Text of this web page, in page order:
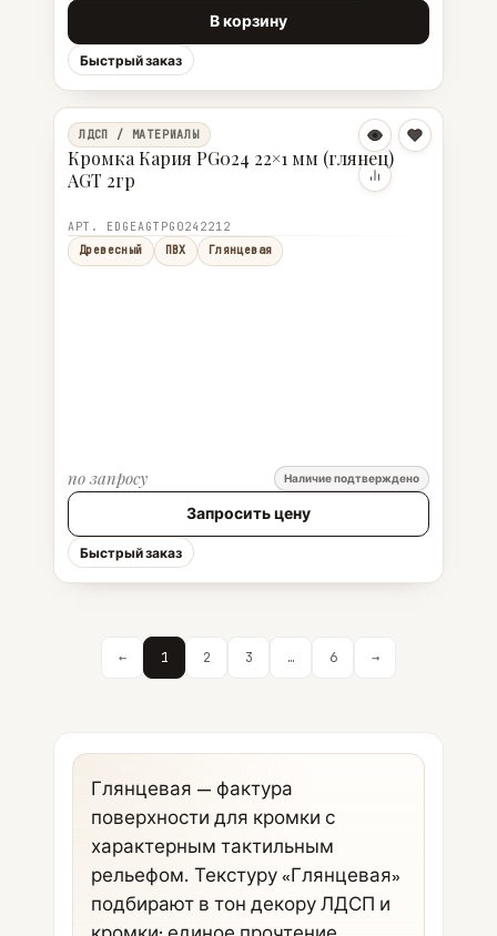
В корзину
Быстрый заказ
ЛДСП / МАТЕРИАЛЫ
Кромка Кария PG024 22×1 мм (глянец)
AGT 2гр
АРТ. EDGEAGTPG0242212
Древесный
ПВХ Глянцевая
по запросу Наличие подтверждено
Запросить цену
Быстрый заказ
← 1 2 3 … 6 →
Глянцевая — фактура
поверхности для кромки с
характерным тактильным
рельефом. Текстуру «Глянцевая»
подбирают в тон декору ЛДСП и